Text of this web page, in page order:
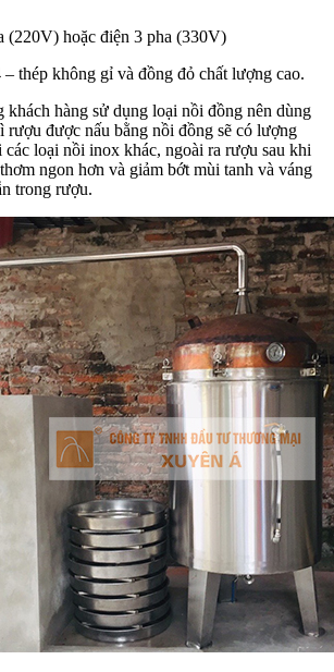
(220V) hoặc điện 3 pha (330V)
thép không gỉ và đồng đỏ chất lượng cao.
hàng sử dụng loại nồi đồng nên dùng
rượu được nấu bằng nồi đồng sẽ có lượng
các loại nồi inox khác, ngoài ra rượu sau khi
ngon hơn và giảm bớt mùi tanh và váng
trong rượu.